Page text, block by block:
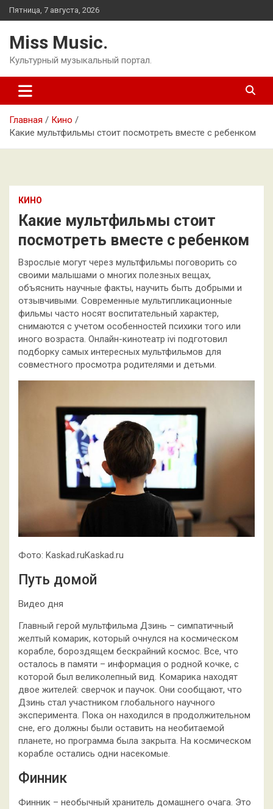
Перейти
к
Пятница, 7 августа, 2026
Miss Music.
Культурный музыкальный портал.
Главная
Кино
Какие мультфильмы стоит посмотреть вместе с ребенком
КИНО
Какие мультфильмы стоит
посмотреть вместе с ребенком
Взрослые могут через мультфильмы поговорить со
своими малышами о многих полезных вещах,
объяснить научные факты, научить быть добрыми и
отзывчивыми. Современные мультипликационные
фильмы часто носят воспитательный характер,
снимаются с учетом особенностей психики того или
иного возраста. Онлайн-кинотеатр ivi подготовил
подборку самых интересных мультфильмов для
совместного просмотра родителями и детьми.
Фото: Kaskad.ruKaskad.ru
Путь домой
Видео дня
Главный герой мультфильма Дзинь – симпатичный
желтый комарик, который очнулся на космическом
корабле, бороздящем бескрайний космос. Все, что
осталось в памяти – информация о родной кочке, с
которой был великолепный вид. Комарика находят
двое жителей: сверчок и паучок. Они сообщают, что
Дзинь стал участником глобального научного
эксперимента. Пока он находился в продолжительном
сне, его должны были оставить на необитаемой
планете, но программа была закрыта. На космическом
корабле остались одни насекомые.
Финник
Финник – необычный хранитель домашнего очага. Это